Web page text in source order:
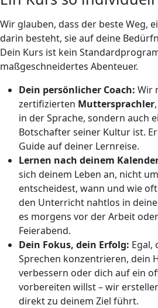
Wir glauben, dass der beste Weg,
darin besteht, sie auf deine
Dein Kurs ist kein
maßgeschneidertes Abenteuer.
Dein persönlicher Coach: Wir
zertifizierten Muttersprachler
in der Sprache, sondern auch
Botschafter seiner Kultur ist.
Guide auf deiner Lernreise.
Lernen nach deinem
sich deinem Leben an, nicht
entscheidest, wann und wie
den Unterricht nahtlos in
es morgens vor der Arbeit
Feierabend.
Dein Fokus, dein Erfolg: Egal,
Sprechen konzentrieren, dein
verbessern oder dich auf ein
vorbereiten willst – wir
direkt zu deinem Ziel führt.